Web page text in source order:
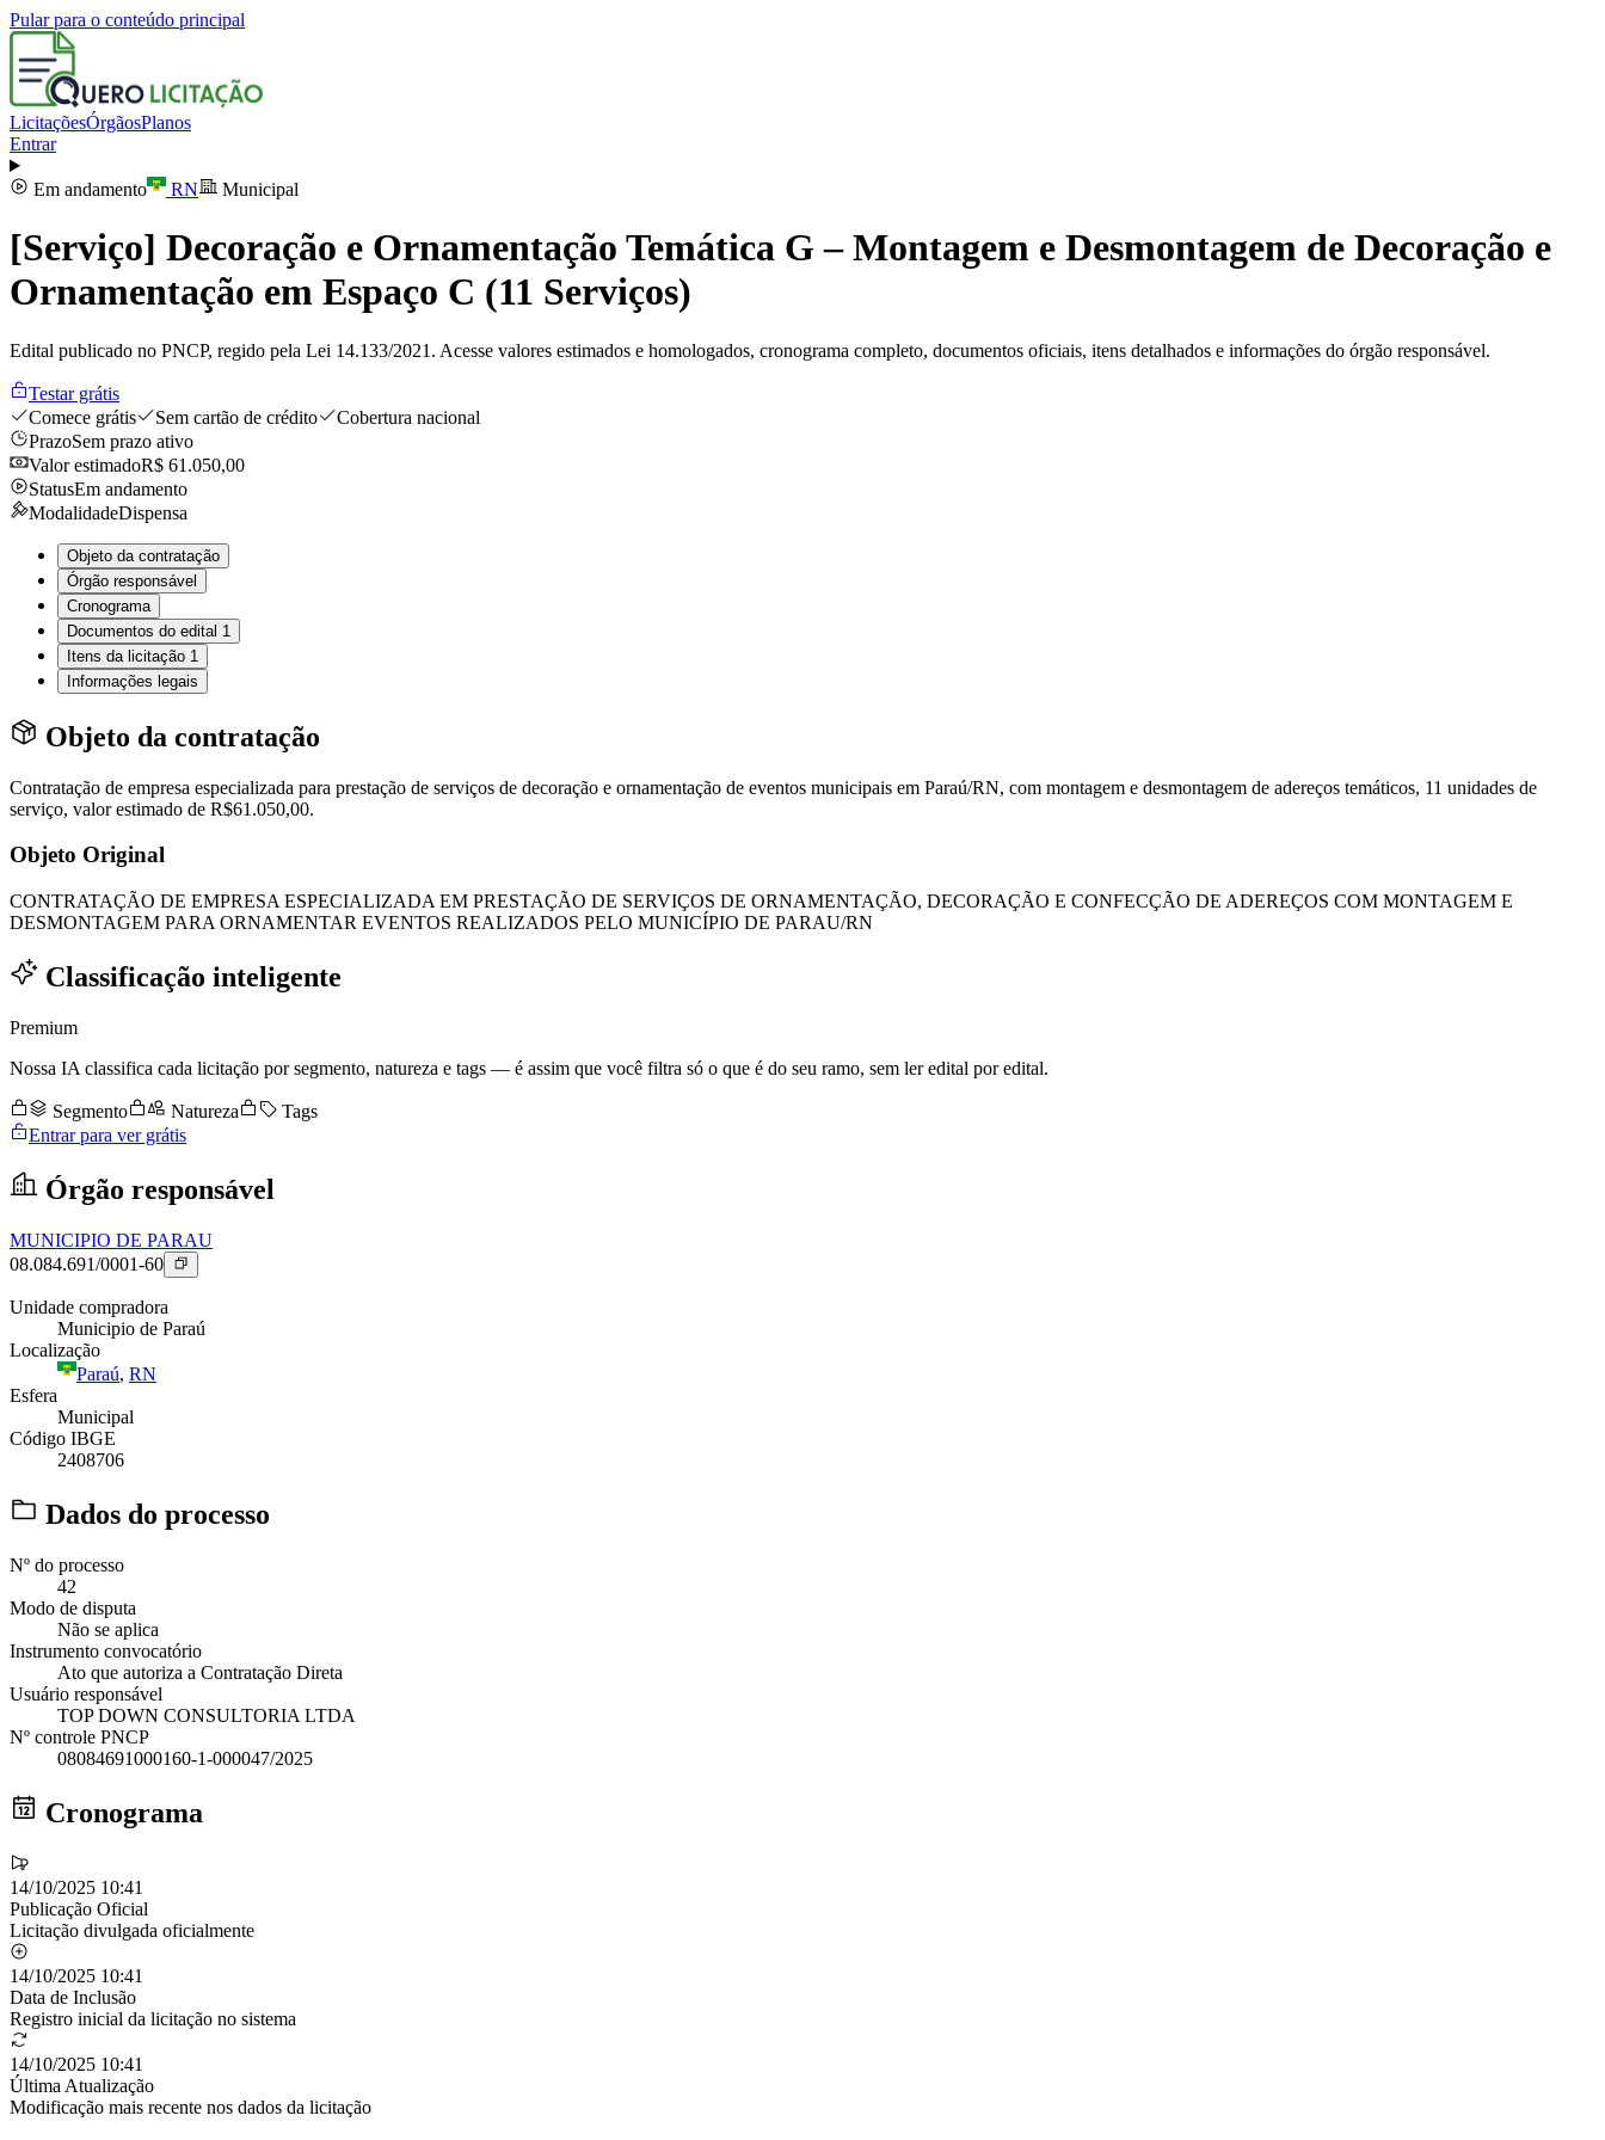
Pular para o conteúdo principal
LicitaçõesÓrgãosPlanos
Entrar
Em andamento RN Municipal
[Serviço] Decoração e Ornamentação Temática G – Montagem e Desmontagem de Decoração e
Ornamentação em Espaço C (11 Serviços)
Edital publicado no PNCP, regido pela Lei 14.133/2021. Acesse valores estimados e homologados, cronograma completo, documentos oficiais, itens detalhados e informações do órgão responsável.
Testar grátis
Comece grátis
Sem cartão de crédito
Cobertura nacional
PrazoSem prazo ativo
Valor estimadoR$ 61.050,00
StatusEm andamento
ModalidadeDispensa
Objeto da contratação
Órgão responsável
Cronograma
Documentos do edital 1
Itens da licitação 1
Informações legais
Objeto da contratação
Contratação de empresa especializada para prestação de serviços de decoração e ornamentação de eventos municipais em Paraú/RN, com montagem e desmontagem de adereços temáticos, 11 unidades de
serviço, valor estimado de R$61.050,00.
Objeto Original
CONTRATAÇÃO DE EMPRESA ESPECIALIZADA EM PRESTAÇÃO DE SERVIÇOS DE ORNAMENTAÇÃO, DECORAÇÃO E CONFECÇÃO DE ADEREÇOS COM MONTAGEM E
DESMONTAGEM PARA ORNAMENTAR EVENTOS REALIZADOS PELO MUNICÍPIO DE PARAU/RN
Classificação inteligente
Premium
Nossa IA classifica cada licitação por segmento, natureza e tags — é assim que você filtra só o que é do seu ramo, sem ler edital por edital.
Segmento Natureza
Tags
Entrar para ver grátis
Órgão responsável
MUNICIPIO DE PARAU
08.084.691/0001-60
Unidade compradora
Municipio de Paraú
Localização
Paraú, RN
Esfera
Municipal
Código IBGE
2408706
Dados do processo
Nº do processo
42
Modo de disputa
Não se aplica
Instrumento convocatório
Ato que autoriza a Contratação Direta
Usuário responsável
TOP DOWN CONSULTORIA LTDA
Nº controle PNCP
08084691000160-1-000047/2025
Cronograma
14/10/2025 10:41
Publicação Oficial
Licitação divulgada oficialmente
14/10/2025 10:41
Data de Inclusão
Registro inicial da licitação no sistema
14/10/2025 10:41
Última Atualização
Modificação mais recente nos dados da licitação